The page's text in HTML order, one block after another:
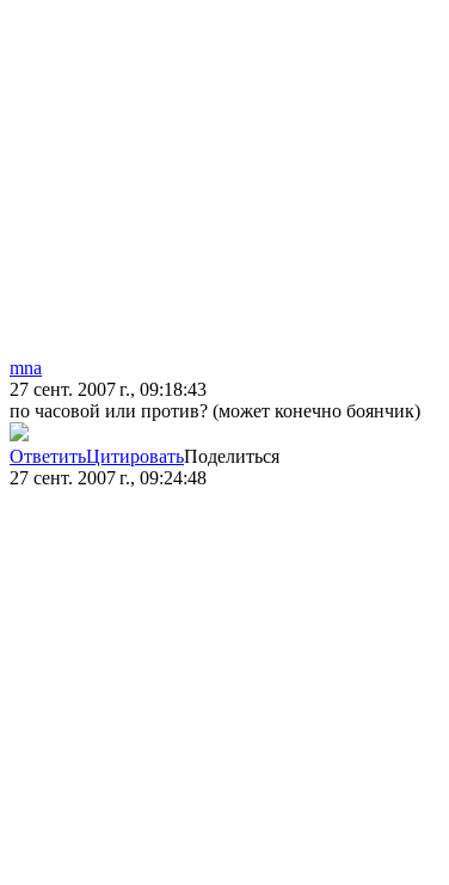
mna
27 сент. 2007 г., 09:18:43
по часовой или против? (может конечно боянчик)
ОтветитьЦитироватьПоделиться
27 сент. 2007 г., 09:24:48